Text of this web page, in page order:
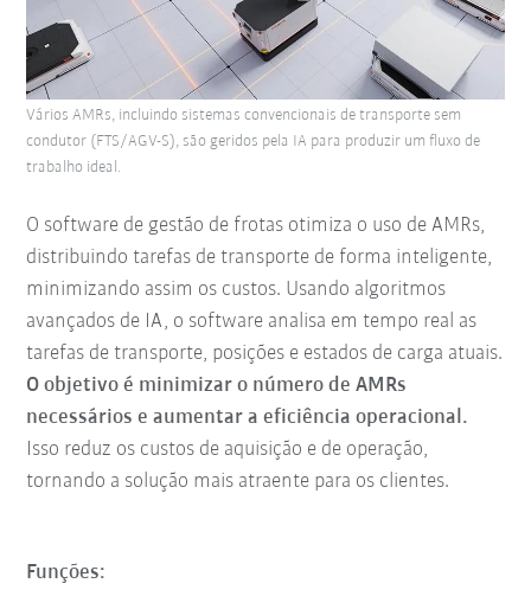
O software de gestão de frotas otimiza o uso de AMRs,
distribuindo tarefas de transporte de forma inteligente,
minimizando assim os custos. Usando algoritmos
avançados de IA, o software analisa em tempo real as
tarefas de transporte, posições e estados de carga atuais.
O objetivo é minimizar o número de AMRs
necessários e aumentar a eficiência operacional.
Isso reduz os custos de aquisição e de operação,
tornando a solução mais atraente para os clientes.
Vários AMRs, incluindo sistemas convencionais de transporte sem
condutor (FTS/AGV-S), são geridos pela IA para produzir um fluxo de
trabalho ideal.
Funções: